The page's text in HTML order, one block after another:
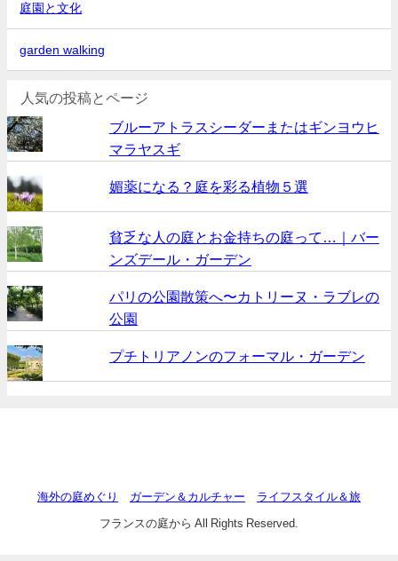
庭園と文化
garden walking
人気の投稿とページ
ブルーアトラスシーダーまたはギンヨウヒ
マラヤスギ
媚薬になる？庭を彩る植物５選
貧乏な人の庭とお金持ちの庭って…｜バー
ンズデール・ガーデン
パリの公園散策へ〜カトリーヌ・ラブレの
公園
プチトリアノンのフォーマル・ガーデン
海外の庭めぐり ガーデン＆カルチャー ライフスタイル＆旅
フランスの庭から All Rights Reserved.